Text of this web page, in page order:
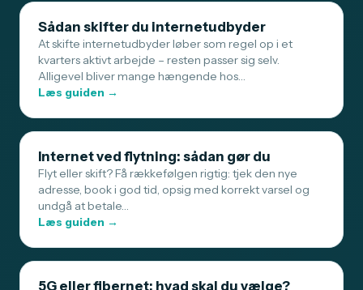
Sådan skifter du internetudbyder
At skifte internetudbyder løber som regel op i et
kvarters aktivt arbejde – resten passer sig selv.
Alligevel bliver mange hængende hos…
Læs guiden →
Internet ved flytning: sådan gør du
Flyt eller skift? Få rækkefølgen rigtig: tjek den nye
adresse, book i god tid, opsig med korrekt varsel og
undgå at betale…
Læs guiden →
5G eller fibernet: hvad skal du vælge?